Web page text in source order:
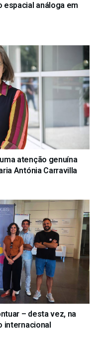
espacial análoga em
atenção genuína
Antónia Carravilla
– desta vez, na
internacional